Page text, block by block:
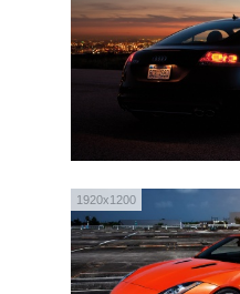
1920x1200